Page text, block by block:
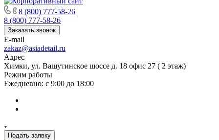
8 (800) 777-58-26
8 (800) 777-58-26
Заказать звонок
E-mail
zakaz@asiadetail.ru
Адрес
Химки, ул. Вашутинское шоссе д. 18 офис 27 ( 2 этаж)
Режим работы
Ежедневно: с 9:00 до 18:00
Подать заявку